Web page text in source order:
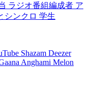
ラジオ番組編成者 ア
シンクロ 学生
Shazam Deezer
Anghami Melon